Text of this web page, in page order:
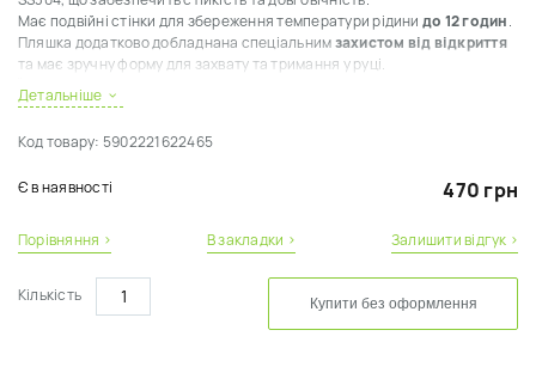
Має подвійні стінки для збереження температури рідини до 12 годин.
Пляшка додатково добладнана спеціальнимзахистом від відкриття
та має зручну форму для захватута тримання у руці.
Її розмір: Ø 65 х 225 мм та вага: 285 г.
Детальніше
Код товару: 5902221622465
Є в наявності 470 грн
Порівняння › В закладки › Залишити відгук ›
Кількість Купити без оформлення